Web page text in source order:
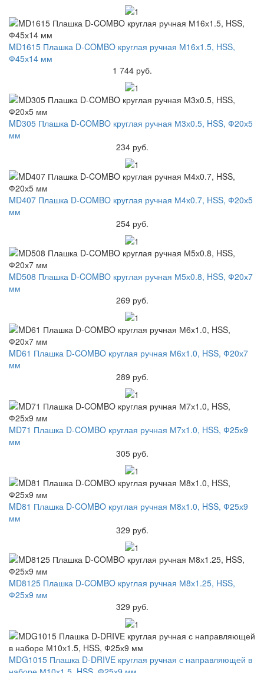
MD1615 Плашка D-COMBO круглая ручная М16х1.5, HSS,
Ф45х14 мм
1 744 руб.
MD305 Плашка D-COMBO круглая ручная М3х0.5, HSS, Ф20х5
мм
234 руб.
MD407 Плашка D-COMBO круглая ручная М4х0.7, HSS, Ф20х5
мм
254 руб.
MD508 Плашка D-COMBO круглая ручная М5х0.8, HSS, Ф20х7
мм
269 руб.
MD61 Плашка D-COMBO круглая ручная М6х1.0, HSS, Ф20х7
мм
289 руб.
MD71 Плашка D-COMBO круглая ручная М7х1.0, HSS, Ф25х9
мм
305 руб.
MD81 Плашка D-COMBO круглая ручная М8х1.0, HSS, Ф25х9
мм
329 руб.
MD8125 Плашка D-COMBO круглая ручная М8х1.25, HSS,
Ф25х9 мм
329 руб.
MDG1015 Плашка D-DRIVE круглая ручная с направляющей в